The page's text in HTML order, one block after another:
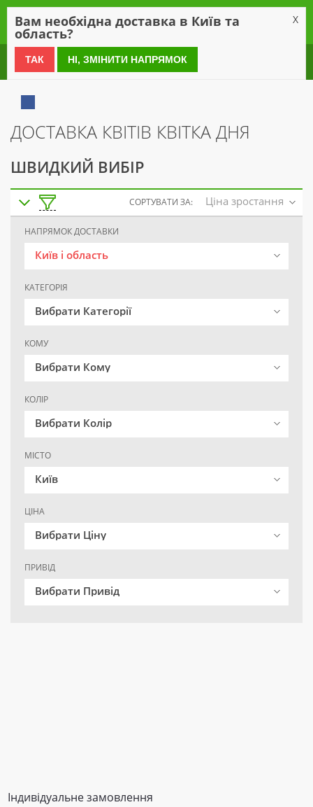
0 800 21 54 55
ДОСТАВКА КВІТІВ КВІТКА ДНЯ
ШВИДКИЙ ВИБІР
СОРТУВАТИ ЗА: Ціна зростання
НАПРЯМОК ДОСТАВКИ
Київ і область
КАТЕГОРІЯ
Вибрати Категорії
КОМУ
Вибрати Кому
КОЛІР
Вибрати Колір
МІСТО
Київ
ЦІНА
Вибрати Ціну
ПРИВІД
Вибрати Привід
Індивідуальне замовлення
Вам необхідна доставка в Київ та
область?
X
ТАК НІ, ЗМІНИТИ НАПРЯМОК